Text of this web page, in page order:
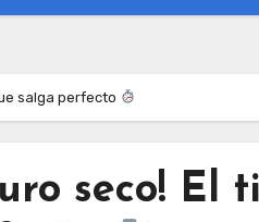
salga perfecto
seco! El